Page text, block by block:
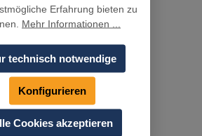
Erfahrung bieten zu
Mehr Informationen ...
technisch notwendige
Konfigurieren
Cookies akzeptieren